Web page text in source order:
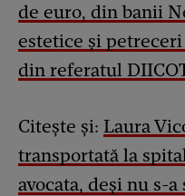
de euro, din banii
estetice și
din referatul
Citește și: Laura
transportată la
avocata, deși nu s-